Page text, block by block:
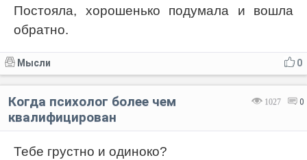
Постояла, хорошенько подумала и вошла
обратно.
0
Мысли
1027 0
Когда психолог более чем
квалифицирован
Тебе грустно и одиноко?